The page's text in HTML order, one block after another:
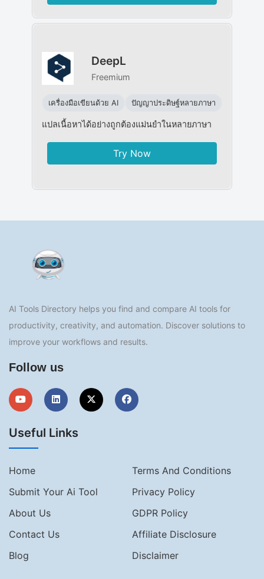
DeepL
Freemium
เครื่องมือเขียนด้วย AI ปัญญาประดิษฐ์หลายภาษา
แปลเนื้อหาได้อย่างถูกต้องแม่นยำในหลายภาษา
Try Now
AI Tools Directory helps you find and compare AI tools for
productivity, creativity, and automation. Discover solutions to
improve your workflows and results.
Follow us
Useful Links
Home
Terms And Conditions
Submit Your Ai Tool
Privacy Policy
About Us
GDPR Policy
Contact Us
Affiliate Disclosure
Blog
Disclaimer